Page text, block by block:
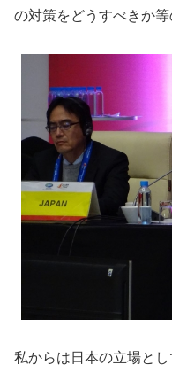
の対策をどうすべきか等
私からは日本の立場と